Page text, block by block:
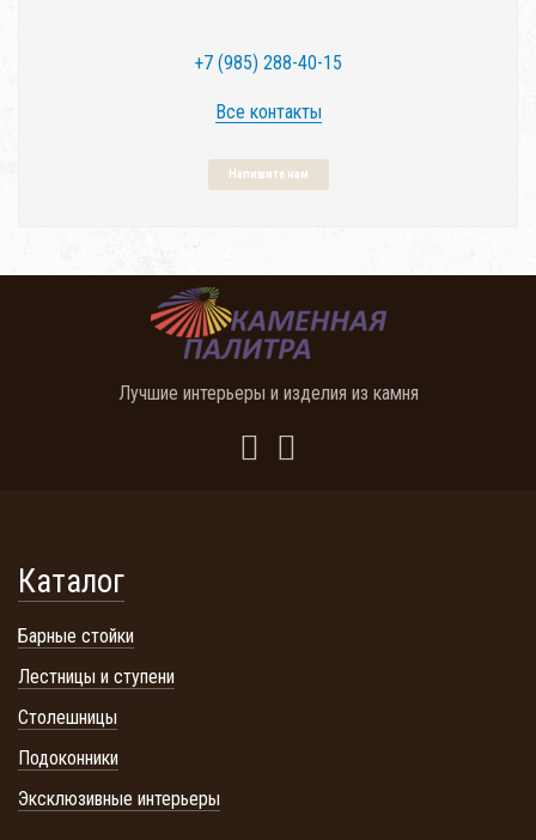
+7 (985) 288-40-15
Все контакты
Напишите нам
Лучшие интерьеры и изделия из камня
Каталог
Барные стойки
Лестницы и ступени
Столешницы
Подоконники
Эксклюзивные интерьеры